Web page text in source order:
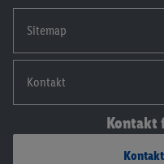
Sitemap
Kontakt
Kontakt